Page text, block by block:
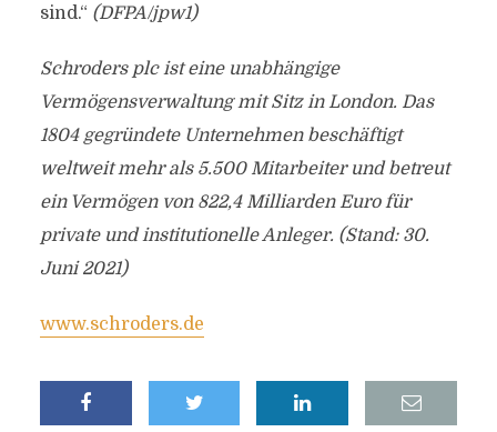
sind.“ (DFPA/jpw1)
Schroders plc ist eine unabhängige
Vermögensverwaltung mit Sitz in London. Das
1804 gegründete Unternehmen beschäftigt
weltweit mehr als 5.500 Mitarbeiter und betreut
ein Vermögen von 822,4 Milliarden Euro für
private und institutionelle Anleger. (Stand: 30.
Juni 2021)
www.schroders.de